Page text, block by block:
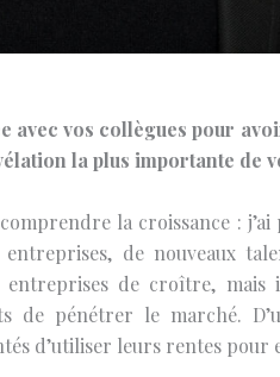
avec vos collègues pour
la plus importante de
la croissance :
de nouveaux
de croître,
de pénétrer le marché.
d’utiliser leurs rentes